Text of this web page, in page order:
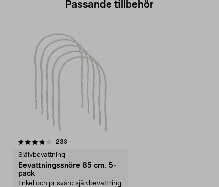
Passande tillbehör
233
Självbevattning
Bevattningssnöre 85 cm, 5-
pack
Enkel och prisvärd självbevattning